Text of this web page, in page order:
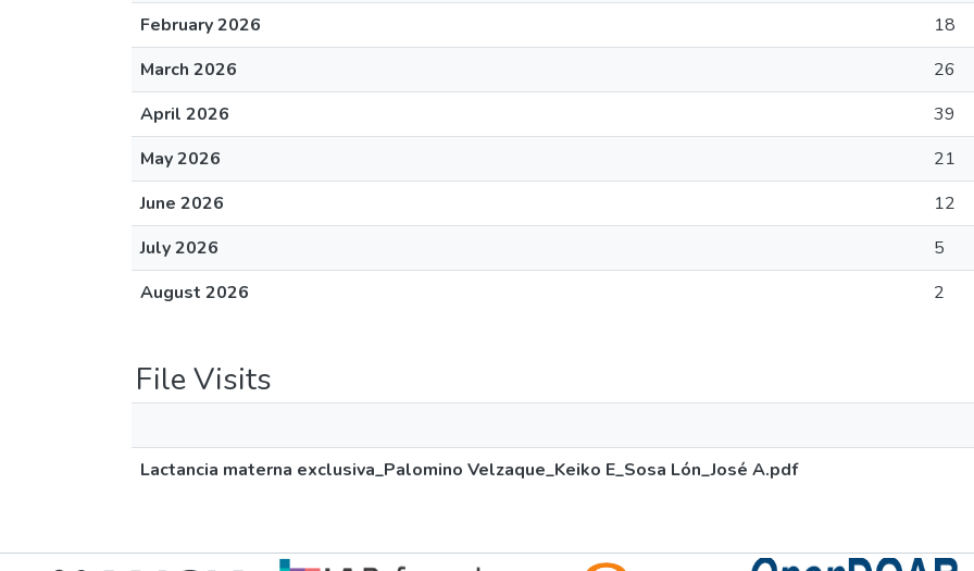
February 2026
18
March 2026
26
April 2026
39
May 2026
21
June 2026
12
July 2026
5
August 2026
2
File Visits
Lactancia materna exclusiva_Palomino Velzaque_Keiko E_Sosa Lón_José A.pdf